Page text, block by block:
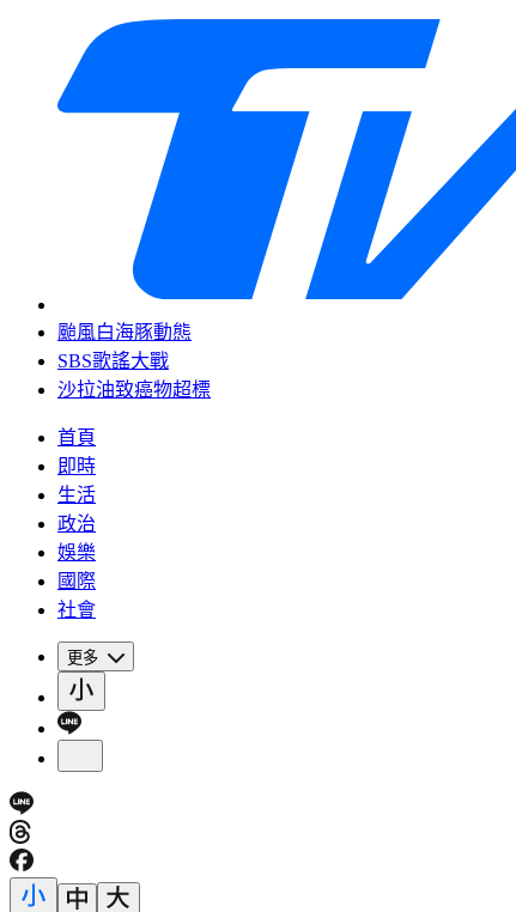
颱風白海豚動態
SBS歌謠大戰
沙拉油致癌物超標
首頁
即時
生活
政治
娛樂
國際
社會
更多